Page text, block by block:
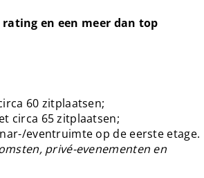
en een meer dan top
60 zitplaatsen;
circa 65 zitplaatsen;
eventruimte op de eerste etage.
privé-evenementen en